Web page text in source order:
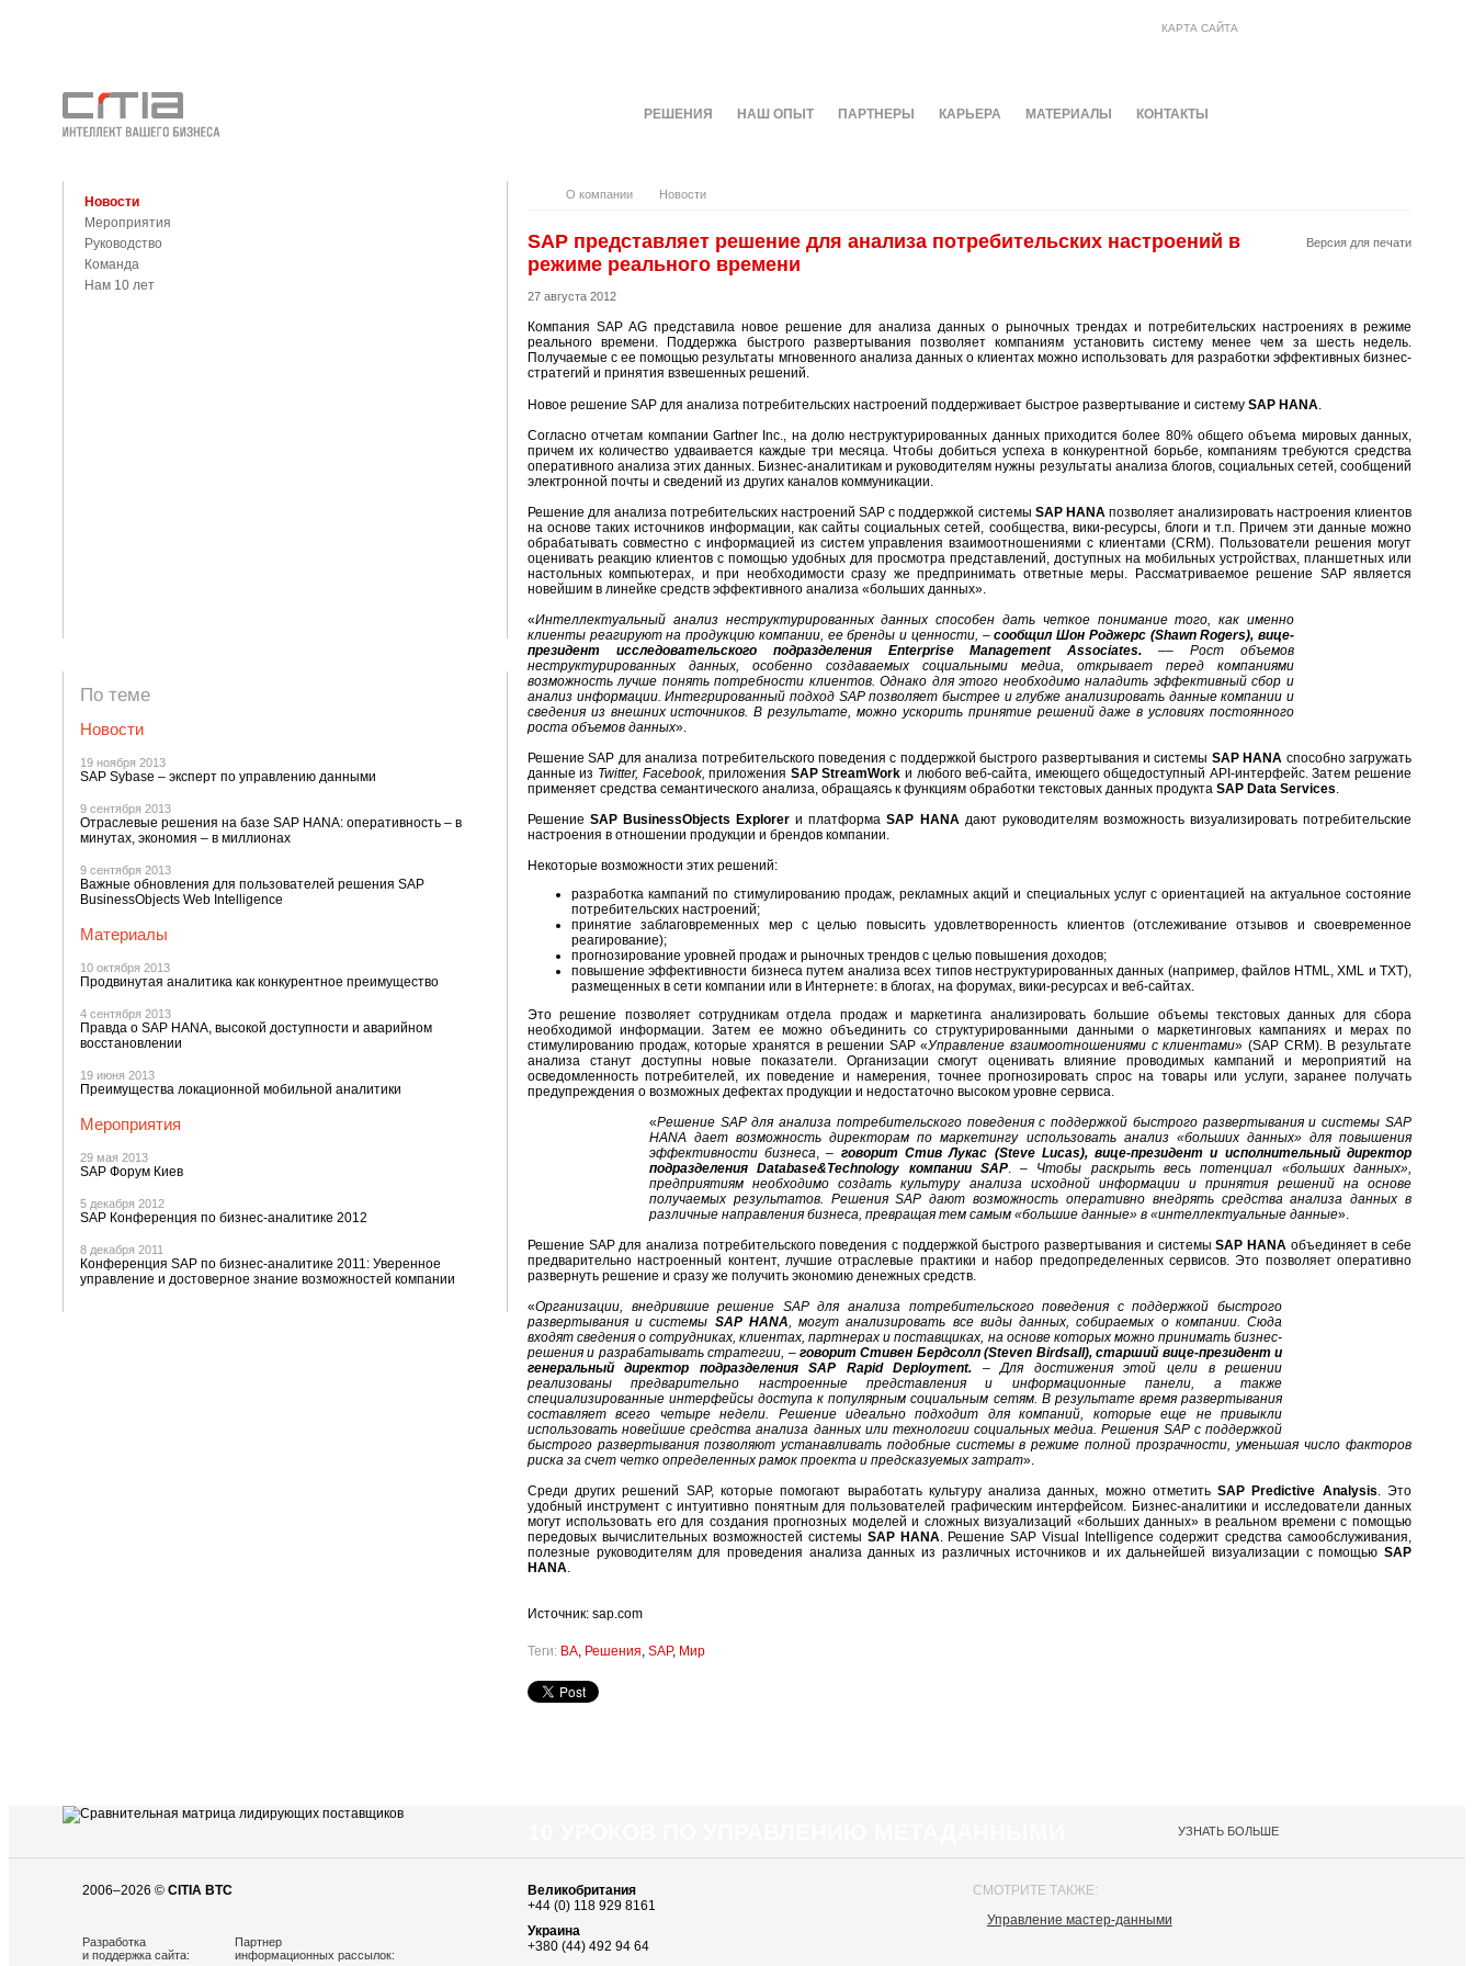
КАРТА САЙТА
РЕШЕНИЯ НАШ ОПЫТ ПАРТНЕРЫ КАРЬЕРА МАТЕРИАЛЫ КОНТАКТЫ
Новости
Мероприятия
Руководство
Команда
Нам 10 лет
По теме
Новости
19 ноября 2013
SAP Sybase – эксперт по управлению данными
9 сентября 2013
Отраслевые решения на базе SAP HANA: оперативность – в
минутах, экономия – в миллионах
9 сентября 2013
Важные обновления для пользователей решения SAP
BusinessObjects Web Intelligence
Материалы
10 октября 2013
Продвинутая аналитика как конкурентное преимущество
4 сентября 2013
Правда о SAP HANA, высокой доступности и аварийном
восстановлении
19 июня 2013
Преимущества локационной мобильной аналитики
Мероприятия
29 мая 2013
SAP Форум Киев
5 декабря 2012
SAP Конференция по бизнес-аналитике 2012
8 декабря 2011
Конференция SAP по бизнес-аналитике 2011: Уверенное
управление и достоверное знание возможностей компании
О компании Новости
Версия для печати
SAP представляет решение для анализа потребительских настроений в
режиме реального времени
27 августа 2012
Компания SAP AG представила новое решение для анализа данных о рыночных трендах и потребительских настроениях в режиме
реального времени. Поддержка быстрого развертывания позволяет компаниям установить систему менее чем за шесть недель.
Получаемые с ее помощью результаты мгновенного анализа данных о клиентах можно использовать для разработки эффективных бизнес-
стратегий и принятия взвешенных решений.
Новое решение SAP для анализа потребительских настроений поддерживает быстрое развертывание и систему SAP HANA.
Согласно отчетам компании Gartner Inc., на долю неструктурированных данных приходится более 80% общего объема мировых данных,
причем их количество удваивается каждые три месяца. Чтобы добиться успеха в конкурентной борьбе, компаниям требуются средства
оперативного анализа этих данных. Бизнес-аналитикам и руководителям нужны результаты анализа блогов, социальных сетей, сообщений
электронной почты и сведений из других каналов коммуникации.
Решение для анализа потребительских настроений SAP с поддержкой системы SAP HANAпозволяет анализировать настроения клиентов
на основе таких источников информации, как сайты социальных сетей, сообщества, вики-ресурсы, блоги и т.п. Причем эти данные можно
обрабатывать совместно с информацией из систем управления взаимоотношениями с клиентами (CRM). Пользователи решения могут
оценивать реакцию клиентов с помощью удобных для просмотра представлений, доступных на мобильных устройствах, планшетных или
настольных компьютерах, и при необходимости сразу же предпринимать ответные меры. Рассматриваемое решение SAP является
новейшим в линейке средств эффективного анализа «больших данных».
«Интеллектуальный анализ неструктурированных данных способен дать четкое понимание того, как именно
клиенты реагируют на продукцию компании, ее бренды и ценности, –сообщил Шон Роджерс (Shawn Rogers), вице-
президент исследовательского подразделения Enterprise Management Associates.––Рост объемов
неструктурированных данных, особенно создаваемых социальными медиа, открывает перед компаниями
возможность лучше понять потребности клиентов. Однако для этого необходимо наладить эффективный сбор и
анализ информации. Интегрированный подход SAP позволяет быстрее и глубже анализировать данные компании и
сведения из внешних источников. В результате, можно ускорить принятие решений даже в условиях постоянного
роста объемов данных».
Решение SAP для анализа потребительского поведения с поддержкой быстрого развертывания и системы SAP HANA способно загружать
данные из Twitter, Facebook, приложения SAP StreamWork и любого веб-сайта, имеющего общедоступный API-интерфейс. Затем решение
применяет средства семантического анализа, обращаясь к функциям обработки текстовых данных продукта SAP Data Services.
Решение SAP BusinessObjects Explorer и платформаSAP HANAдают руководителям возможность визуализировать потребительские
настроения в отношении продукции и брендов компании.
Некоторые возможности этих решений:
разработка кампаний по стимулированию продаж, рекламных акций и специальных услуг с ориентацией на актуальное состояние
потребительских настроений;
принятие заблаговременных мер с целью повысить удовлетворенность клиентов (отслеживание отзывов и своевременное
реагирование);
прогнозирование уровней продаж и рыночных трендов с целью повышения доходов;
повышение эффективности бизнеса путем анализа всех типов неструктурированных данных (например, файлов HTML, XML и TXT),
размещенных в сети компании или в Интернете: в блогах, на форумах, вики-ресурсах и веб-сайтах.
Это решение позволяет сотрудникам отдела продаж и маркетинга анализировать большие объемы текстовых данных для сбора
необходимой информации. Затем ее можно объединить со структурированными данными о маркетинговых кампаниях и мерах по
стимулированию продаж, которые хранятся в решении SAP «Управление взаимоотношениями с клиентами» (SAP CRM). В результате
анализа станут доступны новые показатели. Организации смогут оценивать влияние проводимых кампаний и мероприятий на
осведомленность потребителей, их поведение и намерения, точнее прогнозировать спрос на товары или услуги, заранее получать
предупреждения о возможных дефектах продукции и недостаточно высоком уровне сервиса.
«Решение SAP для анализа потребительского поведения с поддержкой быстрого развертывания и системы SAP
HANA дает возможность директорам по маркетингу использовать анализ «больших данных» для повышения
эффективности бизнеса, – говорит Стив Лукас (Steve Lucas), вице-президент и исполнительный директор
подразделения Database&Technology компании SAP. – Чтобы раскрыть весь потенциал «больших данных»,
предприятиям необходимо создать культуру анализа исходной информации и принятия решений на основе
получаемых результатов. Решения SAP дают возможность оперативно внедрять средства анализа данных в
различные направления бизнеса, превращая тем самым «большие данные» в «интеллектуальные данные».
Решение SAP для анализа потребительского поведения с поддержкой быстрого развертывания и системыSAP HANA объединяет в себе
предварительно настроенный контент, лучшие отраслевые практики и набор предопределенных сервисов. Это позволяет оперативно
развернуть решение и сразу же получить экономию денежных средств.
«Организации, внедрившие решение SAP для анализа потребительского поведения с поддержкой быстрого
развертывания и системы SAP HANA, могут анализировать все виды данных, собираемых о компании. Сюда
входят сведения о сотрудниках, клиентах, партнерах и поставщиках, на основе которых можно принимать бизнес-
решения и разрабатывать стратегии, –говорит Стивен Бердсолл (Steven Birdsall), старший вице-президент и
генеральный директор подразделения SAP Rapid Deployment. –Для достижения этой цели в решении
реализованы предварительно настроенные представления и информационные панели, а также
специализированные интерфейсы доступа к популярным социальным сетям. В результате время развертывания
составляет всего четыре недели. Решение идеально подходит для компаний, которые еще не привыкли
использовать новейшие средства анализа данных или технологии социальных медиа. Решения SAP с поддержкой
быстрого развертывания позволяют устанавливать подобные системы в режиме полной прозрачности, уменьшая число факторов
риска за счет четко определенных рамок проекта и предсказуемых затрат».
Среди других решений SAP, которые помогают выработать культуру анализа данных, можно отметитьSAP Predictive Analysis. Это
удобный инструмент с интуитивно понятным для пользователей графическим интерфейсом. Бизнес-аналитики и исследователи данных
могут использовать его для создания прогнозных моделей и сложных визуализаций «больших данных» в реальном времени с помощью
передовых вычислительных возможностей системы SAP HANA. Решение SAP Visual Intelligence содержит средства самообслуживания,
полезные руководителям для проведения анализа данных из различных источников и их дальнейшей визуализации с помощью SAP
HANA.
Источник: sap.com
Теги: BA, Решения, SAP, Мир
УЗНАТЬ БОЛЬШЕ
2006–2026 © CITIA BTC
Разработка
и поддержка сайта:
Партнер
информационных рассылок:
Великобритания
+44 (0) 118 929 8161
Украина
+380 (44) 492 94 64
СМОТРИТЕ ТАКЖЕ:
Управление мастер-данными